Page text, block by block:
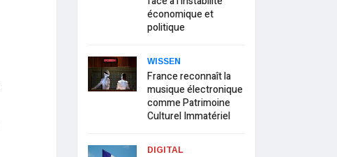
économique et
politique
WISSEN
France reconnaît la
musique électronique
comme Patrimoine
Culturel Immatériel
DIGITAL